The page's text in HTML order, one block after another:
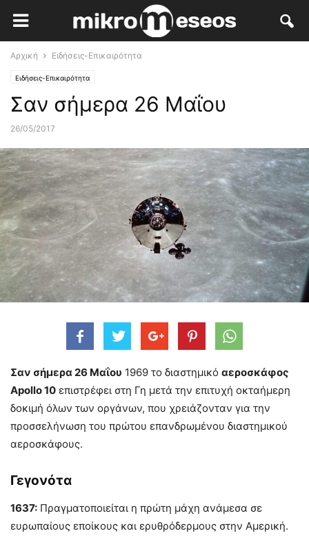
Αρχική Ειδήσεις-Επικαιρότητα
Ειδήσεις-Επικαιρότητα
Σαν σήμερα 26 Μαΐου
26/05/2017
Σαν σήμερα 26 Μαΐου 1969 το διαστημικό αεροσκάφος
Apollo 10 επιστρέφει στη Γη μετά την επιτυχή οκταήμερη
δοκιμή όλων των οργάνων, που χρειάζονταν για την
προσσελήνωση του πρώτου επανδρωμένου διαστημικού
αεροσκάφους.
Γεγονότα
1637: Πραγματοποιείται η πρώτη μάχη ανάμεσα σε
ευρωπαίους εποίκους και ερυθρόδερμους στην Αμερική.